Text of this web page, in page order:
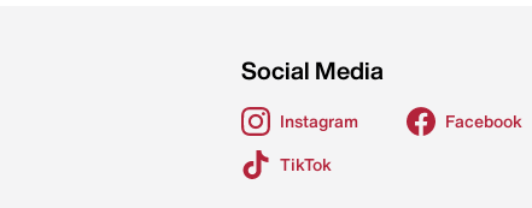
Social Media
Instagram
TikTok
Facebook